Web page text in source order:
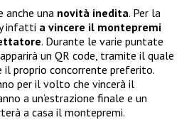
anche una novità inedita. Per la
infatti a vincere il montepremi
. Durante le varie puntate
un QR code, tramite il quale
proprio concorrente preferito.
per il volto che vincerà il
a un’estrazione finale e un
a casa il montepremi.